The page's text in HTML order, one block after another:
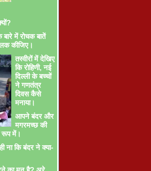
में रोचक बातें
कीजिए।
तस्वीरों में देखिए
कि रोहिणी, नई
दिल्ली के बच्चों
ने गणतंत्र
दिवस कैसे
मनाया।
आपने बंदर और
मगरमच्छ की
रूप में।
ना कि बंदर ने क्या-